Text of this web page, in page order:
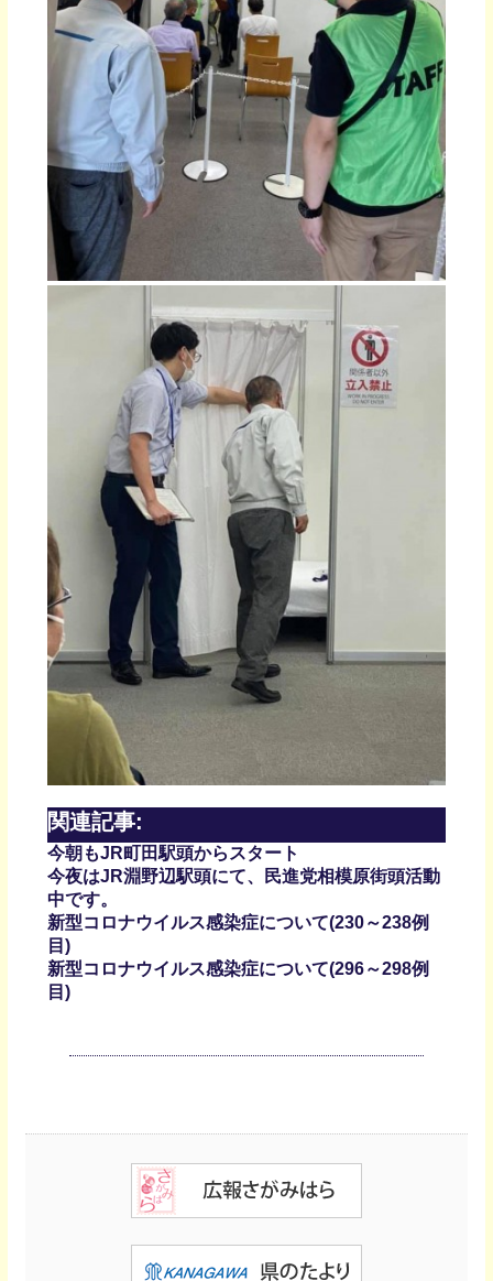
関連記事:
今朝もJR町田駅頭からスタート
今夜はJR淵野辺駅頭にて、民進党相模原街頭活動
中です。
新型コロナウイルス感染症について(230～238例
目)
新型コロナウイルス感染症について(296～298例
目)